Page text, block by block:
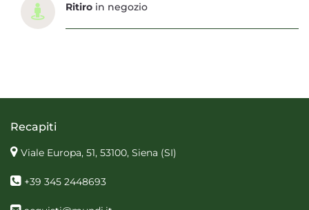
Ritiro in negozio
Recapiti
Viale Europa, 51, 53100, Siena (SI)
+39 345 2448693